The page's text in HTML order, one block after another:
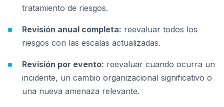
tratamiento de riesgos.
Revisión anual completa: reevaluar todos los
riesgos con las escalas actualizadas.
Revisión por evento: reevaluar cuando ocurra un
incidente, un cambio organizacional significativo o
una nueva amenaza relevante.